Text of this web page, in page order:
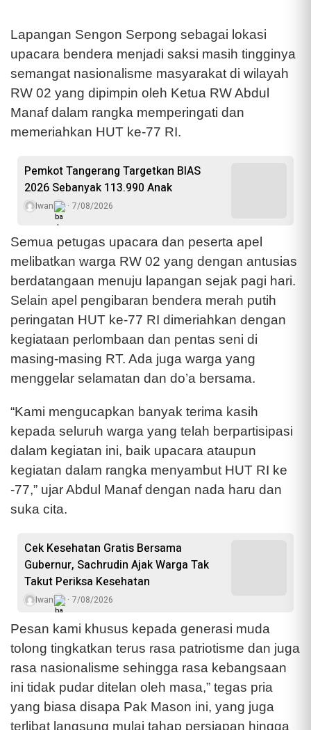
Lapangan Sengon Serpong sebagai lokasi
upacara bendera menjadi saksi masih tingginya
semangat nasionalisme masyarakat di wilayah
RW 02 yang dipimpin oleh Ketua RW Abdul
Manaf dalam rangka memperingati dan
memeriahkan HUT ke-77 RI.
Pemkot Tangerang Targetkan BIAS
2026 Sebanyak 113.990 Anak
Iwan 7/08/2026
Semua petugas upacara dan peserta apel
melibatkan warga RW 02 yang dengan antusias
berdatangaan menuju lapangan sejak pagi hari.
Selain apel pengibaran bendera merah putih
peringatan HUT ke-77 RI dimeriahkan dengan
kegiataan perlombaan dan pentas seni di
masing-masing RT. Ada juga warga yang
menggelar selamatan dan do’a bersama.
“Kami mengucapkan banyak terima kasih
kepada seluruh warga yang telah berpartisipasi
dalam kegiatan ini, baik upacara ataupun
kegiatan dalam rangka menyambut HUT RI ke
-77,” ujar Abdul Manaf dengan nada haru dan
suka cita.
Cek Kesehatan Gratis Bersama
Gubernur, Sachrudin Ajak Warga Tak
Takut Periksa Kesehatan
Iwan 7/08/2026
Pesan kami khusus kepada generasi muda
tolong tingkatkan terus rasa patriotisme dan juga
rasa nasionalisme sehingga rasa kebangsaan
ini tidak pudar ditelan oleh masa,” tegas pria
yang biasa disapa Pak Mason ini, yang juga
terlibat langsung mulai tahap persiapan hingga